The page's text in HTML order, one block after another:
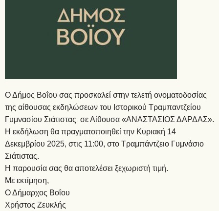
Ο Δήμος Βοΐου σας προσκαλεί στην τελετή ονοματοδοσίας
της αίθουσας εκδηλώσεων του Ιστορικού Τραμπαντζείου
Γυμνασίου Σιάτιστας σε Αίθουσα «ΑΝΑΣΤΑΣΙΟΣ ΔΑΡΔΑΣ».
Η εκδήλωση θα πραγματοποιηθεί την Κυριακή 14
Δεκεμβρίου 2025, στις 11:00, στο Τραμπάντζειο Γυμνάσιο
Σιάτιστας.
Η παρουσία σας θα αποτελέσει ξεχωριστή τιμή.
Με εκτίμηση,
Ο Δήμαρχος Βοΐου
Χρήστος Ζευκλής